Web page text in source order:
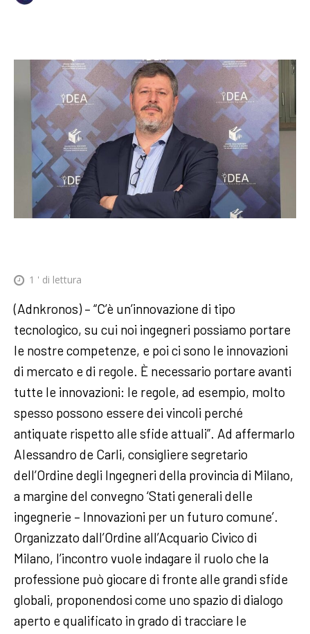
1 ' di lettura
(Adnkronos) – “C’è un’innovazione di tipo
tecnologico, su cui noi ingegneri possiamo portare
le nostre competenze, e poi ci sono le innovazioni
di mercato e di regole. È necessario portare avanti
tutte le innovazioni: le regole, ad esempio, molto
spesso possono essere dei vincoli perché
antiquate rispetto alle sfide attuali”. Ad affermarlo
Alessandro de Carli, consigliere segretario
dell’Ordine degli Ingegneri della provincia di Milano,
a margine del convegno ‘Stati generali delle
ingegnerie – Innovazioni per un futuro comune’.
Organizzato dall’Ordine all’Acquario Civico di
Milano, l’incontro vuole indagare il ruolo che la
professione può giocare di fronte alle grandi sfide
globali, proponendosi come uno spazio di dialogo
aperto e qualificato in grado di tracciare le